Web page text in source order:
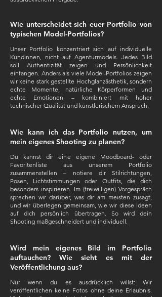
Wie unterscheidet sich euer Portfolio von
typischen Model-Portfolios?
Unser Portfolio konzentriert sich auf individuelle
Kundinnen, nicht auf Agenturmodels. Jedes Bild
soll Authentizität zeigen und Persönlichkeit
einfangen. Anders als viele Model-Portfolios zeigen
wir keine stark gestellte Hochglanzästhetik, sondern
echte Momente, natürliche Körperformen und
echte Emotionen – kombiniert mit hoher
technischer Qualität und künstlerischem Anspruch.
Wie kann ich das Portfolio nutzen, um
mein eigenes Shooting zu planen?
Du kannst dir eine eigene Moodboard- oder
Favoritenliste aus unserem Portfolio
zusammenstellen – notiere dir Stilrichtungen,
Posen, Lichtstimmungen oder Outfits, die dich
besonders inspirieren. Im (freiwilligen) Vorgespräch
sprechen wir darüber, was dir am meisten zusagt,
und wir überlegen gemeinsam, wie wir diese Ideen
auf dich persönlich übertragen. So wird dein
Shooting maßgeschneidert und individuell.
Wird mein eigenes Bild im Portfolio
auftauchen? Wie sieht es mit der
Veröffentlichung aus?
Nur wenn du es ausdrücklich willst: Wir
veröffentlichen keine Fotos ohne deine Erlaubnis.